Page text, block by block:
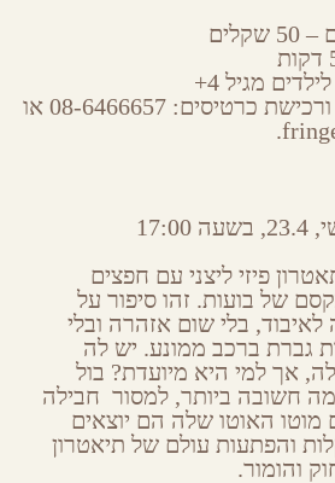
מגיל 4+
לפרטים נוספים ורכישת כרטיסים: 08-6466657 או
פיזי ליצני עם חפצים
של בועות. זהו סיפור על
בלי שום אזהרה ובלי
גברת ברכב ממונע. יש לה
אך למי היא מיועדת? בול
חשובה ביותר, למסור חבילה
האוטו שלה הם יוצאים
והפתעות עולם של תיאטרון
והומור.